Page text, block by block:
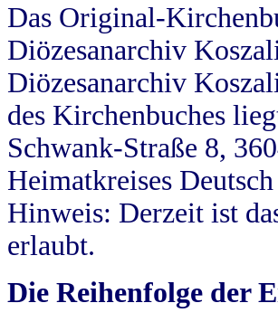
Das Original-
Diözesanarchiv
Diözesanarchiv
des Kirchenbuches
Schwank-Straße 8,
Heimatkreises
Hinweis: Derzeit ist
erlaubt.
Die Reihenfolge der